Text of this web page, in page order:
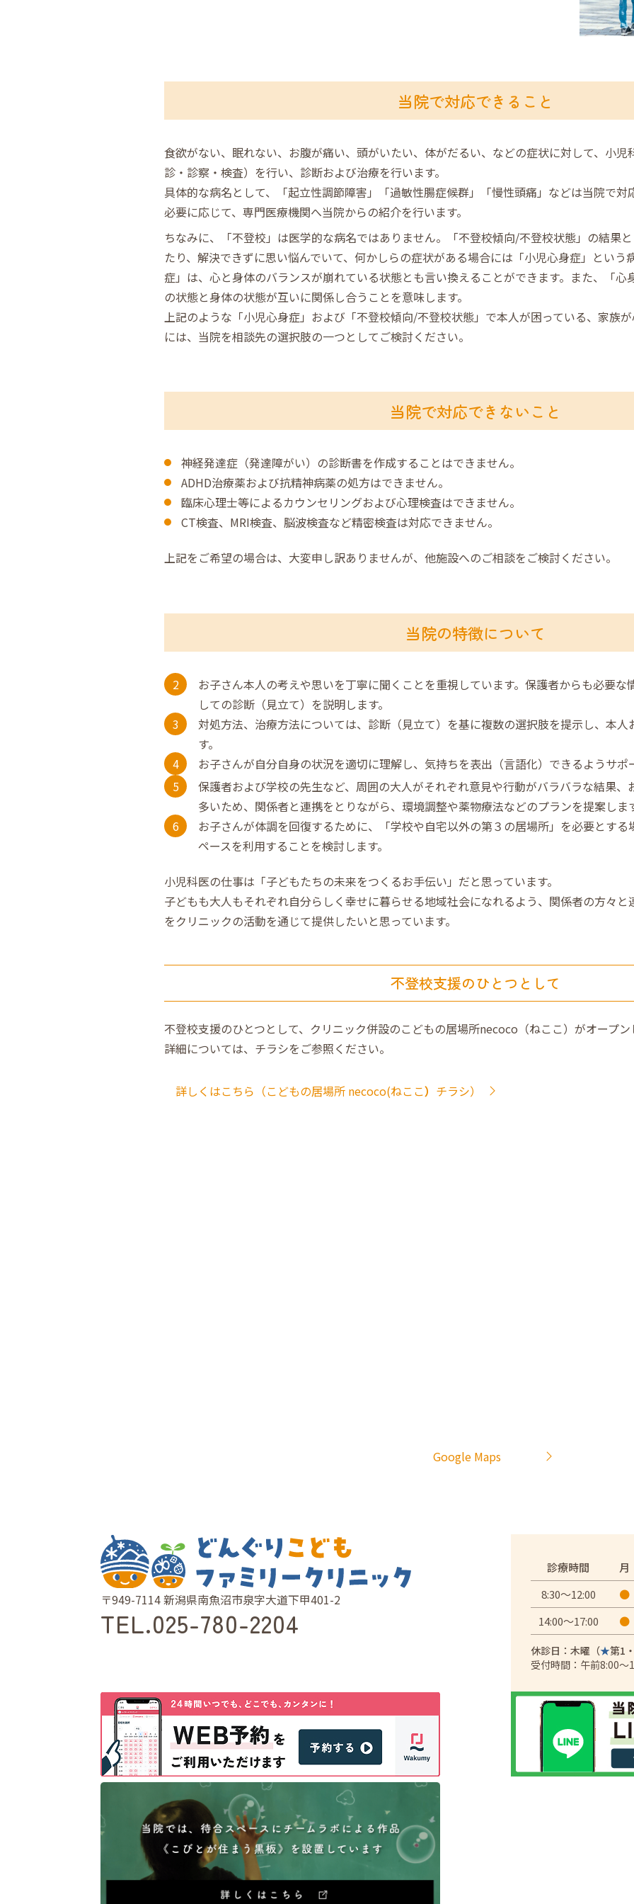
当院で対応できること
食欲がない、眠れない、お腹が痛い、頭がいたい、体がだるい、などの症状に対して、小児
診・診察・検査）を行い、診断および治療を行います。
具体的な病名として、「起立性調節障害」「過敏性腸症候群」「慢性頭痛」などは当院で対
必要に応じて、専門医療機関へ当院からの紹介を行います。
ちなみに、「不登校」は医学的な病名ではありません。「不登校傾向/不登校状態」の結果
たり、解決できずに思い悩んでいて、何かしらの症状がある場合には「小児心身症」という
症」は、心と身体のバランスが崩れている状態とも言い換えることができます。また、「心
の状態と身体の状態が互いに関係し合うことを意味します。
上記のような「小児心身症」および「不登校傾向/不登校状態」で本人が困っている、家族
には、当院を相談先の選択肢の一つとしてご検討ください。
当院で対応できないこと
神経発達症（発達障がい）の診断書を作成することはできません。
ADHD治療薬および抗精神病薬の処方はできません。
臨床心理士等によるカウンセリングおよび心理検査はできません。
CT検査、MRI検査、脳波検査など精密検査は対応できません。
上記をご希望の場合は、大変申し訳ありませんが、他施設へのご相談をご検討ください。
当院の特徴について
お子さん本人の考えや思いを丁寧に聞くことを重視しています。保護者からも必要な
しての診断（見立て）を説明します。
対処方法、治療方法については、診断（見立て）を基に複数の選択肢を提示し、本
す。
お子さんが自分自身の状況を適切に理解し、気持ちを表出（言語化）できるようサポ
保護者および学校の先生など、周囲の大人がそれぞれ意見や行動がバラバラな結果、
多いため、関係者と連携をとりながら、環境調整や薬物療法などのプランを提案しま
お子さんが体調を回復するために、「学校や自宅以外の第３の居場所」を必要とす
ペースを利用することを検討します。
小児科医の仕事は「子どもたちの未来をつくるお手伝い」だと思っています。
子どもも大人もそれぞれ自分らしく幸せに暮らせる地域社会になれるよう、関係者の方々
をクリニックの活動を通じて提供したいと思っています。
不登校支援のひとつとして
不登校支援のひとつとして、クリニック併設のこどもの居場所necoco（ねここ）がオープン
詳細については、チラシをご参照ください。
詳しくはこちら（こどもの居場所 necoco(ねここ） チラシ）
Google Maps
〒949-7114 新潟県南魚沼市泉字大道下甲401-2
TEL.025-780-2204
診療時間 月
8:30～12:00
●
14:00～17:00
●
休診日：木曜（★第1
受付時間：午前8:00～